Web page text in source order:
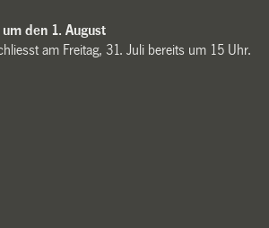
den 1. August
am Freitag, 31. Juli bereits um 15 Uhr.